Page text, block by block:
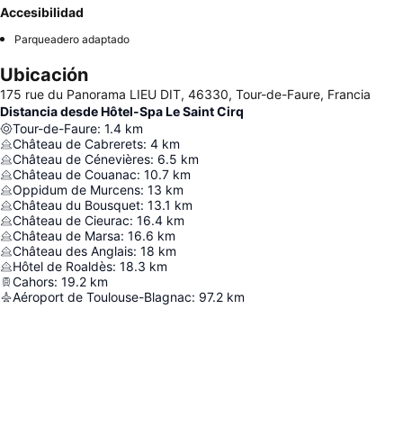
Accesibilidad
Parqueadero adaptado
Ubicación
175 rue du Panorama LIEU DIT, 46330, Tour-de-Faure, Francia
Distancia desde Hôtel-Spa Le Saint Cirq
Tour-de-Faure: 1.4 km
Château de Cabrerets: 4 km
Château de Cénevières: 6.5 km
Château de Couanac: 10.7 km
Oppidum de Murcens: 13 km
Château du Bousquet: 13.1 km
Château de Cieurac: 16.4 km
Château de Marsa: 16.6 km
Château des Anglais: 18 km
Hôtel de Roaldès: 18.3 km
Cahors: 19.2 km
Aéroport de Toulouse-Blagnac: 97.2 km